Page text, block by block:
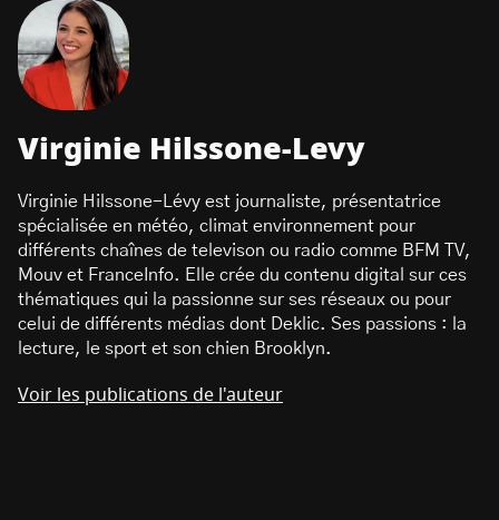
Virginie Hilssone-Levy
Virginie Hilssone-Lévy est journaliste, présentatrice
spécialisée en météo, climat environnement pour
différents chaînes de televison ou radio comme BFM TV,
Mouv et FranceInfo. Elle crée du contenu digital sur ces
thématiques qui la passionne sur ses réseaux ou pour
celui de différents médias dont Deklic. Ses passions : la
lecture, le sport et son chien Brooklyn.
Voir les publications de l'auteur